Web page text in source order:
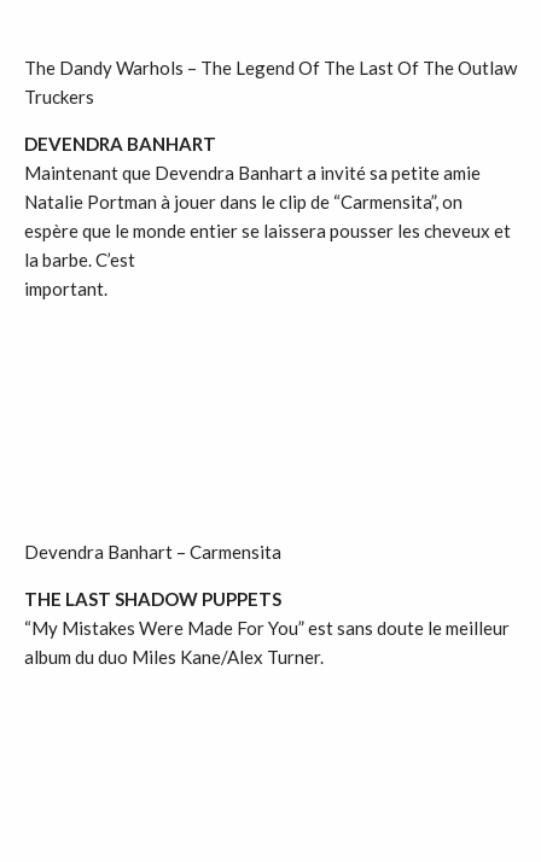
The Dandy Warhols – The Legend Of The Last Of The Outlaw
Truckers
DEVENDRA BANHART
Maintenant que Devendra Banhart a invité sa petite amie
Natalie Portman à jouer dans le clip de “Carmensita”, on
espère que le monde entier se laissera pousser les cheveux et
la barbe. C’est
important.
Devendra Banhart – Carmensita
THE LAST SHADOW PUPPETS
“My Mistakes Were Made For You” est sans doute le meilleur
album du duo Miles Kane/Alex Turner.